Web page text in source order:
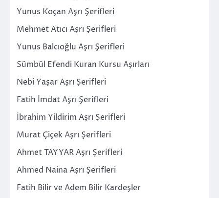
Yunus Koçan Aşrı Şerifleri
Mehmet Atıcı Aşrı Şerifleri
Yunus Balcıoğlu Aşrı Şerifleri
Sümbül Efendi Kuran Kursu Aşırları
Nebi Yaşar Aşrı Şerifleri
Fatih İmdat Aşrı Şerifleri
İbrahim Yildirim Aşrı Şerifleri
Murat Çiçek Aşrı Şerifleri
Ahmet TAYYAR Aşrı Şerifleri
Ahmed Naina Aşrı Şerifleri
Fatih Bilir ve Adem Bilir Kardeşler